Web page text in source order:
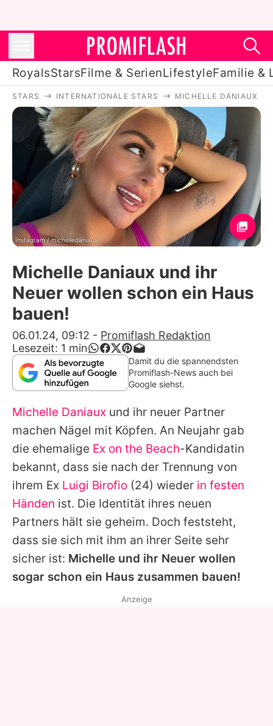
RoyalsStarsFilme & SerienLifestyleFamilie &
Royals
Stars
Filme & Serien
Lifestyle
Familie & Liebe
Promiflash Exklusiv
Alle Themen auf Promiflash
App runterladen
Team
Redaktionelle Richtlinien
Impressum
Datenschutzerklärung
Nutzungsbedingungen
Utiq verwalten
STARS INTERNATIONALE STARS MICHELLE DANIAUX
Instagram / michelledaniaux
Michelle Daniaux und ihr
Neuer wollen schon ein Haus
bauen!
06.01.24, 09:12 - Promiflash Redaktion
Lesezeit: 1 min
Damit du die spannendsten
Promiflash-News auch bei
Google siehst.
Michelle Daniaux und ihr neuer Partner
machen Nägel mit Köpfen. An Neujahr gab
die ehemalige Ex on the Beach-Kandidatin
bekannt, dass sie nach der Trennung von
ihrem Ex Luigi Birofio (24) wieder in festen
Händen ist. Die Identität ihres neuen
Partners hält sie geheim. Doch feststeht,
dass sie sich mit ihm an ihrer Seite sehr
sicher ist: Michelle und ihr Neuer wollen
sogar schon ein Haus zusammen bauen!
Anzeige